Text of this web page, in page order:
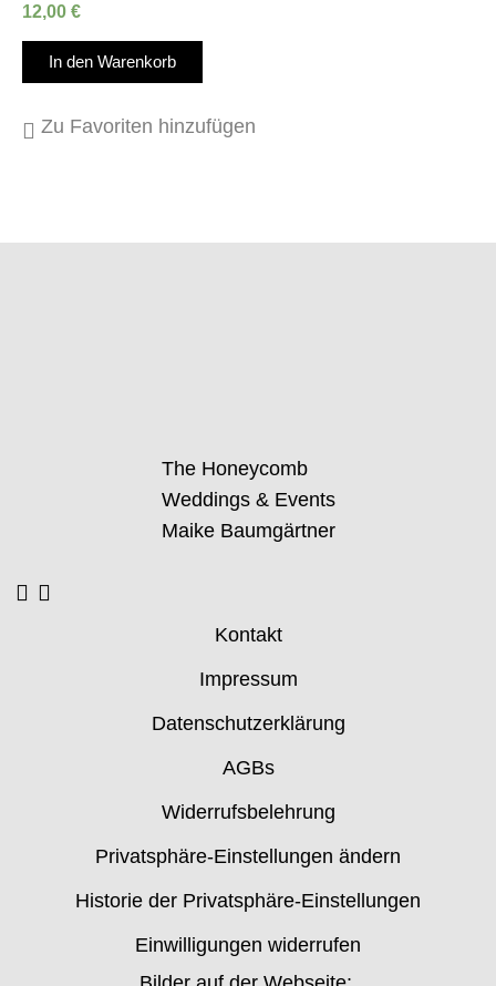
12,00 €
In den Warenkorb
Zu Favoriten hinzufügen
The Honeycomb
Weddings & Events
Maike Baumgärtner
Kontakt
Impressum
Datenschutzerklärung
AGBs
Widerrufsbelehrung
Privatsphäre-Einstellungen ändern
Historie der Privatsphäre-Einstellungen
Einwilligungen widerrufen